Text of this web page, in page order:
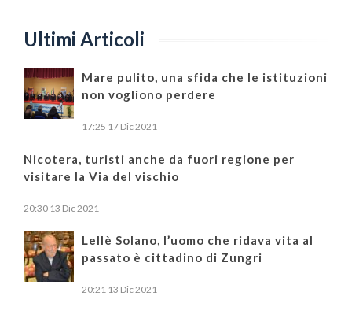
Ultimi Articoli
Mare pulito, una sfida che le istituzioni
non vogliono perdere
17:25 17 Dic 2021
Nicotera, turisti anche da fuori regione per
visitare la Via del vischio
20:30 13 Dic 2021
Lellè Solano, l’uomo che ridava vita al
passato è cittadino di Zungri
20:21 13 Dic 2021